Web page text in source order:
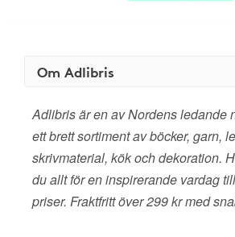
Om Adlibris
Adlibris är en av Nordens ledande
ett brett sortiment av böcker, garn,
skrivmaterial, kök och dekoration.
du allt för en inspirerande vardag
priser. Fraktfritt över 299 kr med